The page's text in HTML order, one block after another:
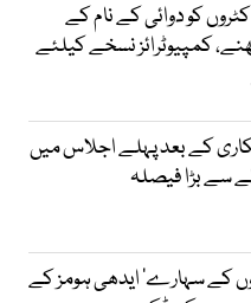
کو دوائی کے نام کے
کمپیوٹرائز نسخے کیلئے
کے بعد پہلے اجلاس میں
سے بڑا فیصلہ
کے سہارے‘ ایدھی ہومز کے